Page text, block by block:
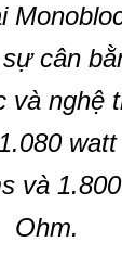
cân
và nghệ
và
Ohm.